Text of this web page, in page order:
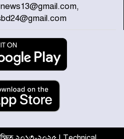
ও সিলেটে সড়ক দুর্ঘটনায় নিহত
দেশজুড়ে ৪৫৮টি সড়ক
৪১৬ জন নিহত হয়েছেন
যাওয়া শিশুকে পরিবারের কাছে
প্রশংসায় ভাসছেন খিলক্ষেত